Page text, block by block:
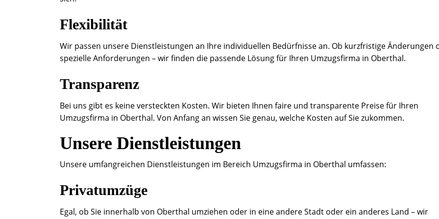
Flexibilität
Wir passen unsere Dienstleistungen an Ihre individuellen Bedürfnisse an. Ob kurzfristige Änderungen
spezielle Anforderungen – wir finden die passende Lösung für Ihren Umzugsfirma in Oberthal.
Transparenz
Bei uns gibt es keine versteckten Kosten. Wir bieten Ihnen faire und transparente Preise für Ihren
Umzugsfirma in Oberthal. Von Anfang an wissen Sie genau, welche Kosten auf Sie zukommen.
Unsere Dienstleistungen
Unsere umfangreichen Dienstleistungen im Bereich Umzugsfirma in Oberthal umfassen:
Privatumzüge
Egal, ob Sie innerhalb von Oberthal umziehen oder in eine andere Stadt oder ein anderes Land – wir